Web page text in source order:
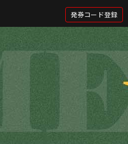
発券コード登録